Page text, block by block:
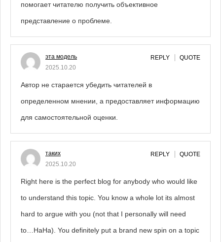
помогает читателю получить объективное
представление о проблеме.
эта модель
2025.10.20
REPLY QUOTE
Автор не старается убедить читателей в
определенном мнении, а предоставляет информацию
для самостоятельной оценки.
таких
2025.10.20
REPLY QUOTE
Right here is the perfect blog for anybody who would like
to understand this topic. You know a whole lot its almost
hard to argue with you (not that I personally will need
to…HaHa). You definitely put a brand new spin on a topic